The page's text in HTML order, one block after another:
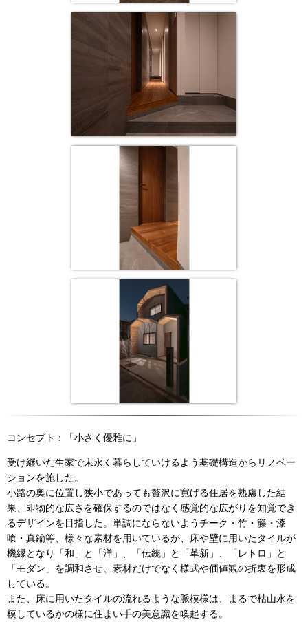
コンセプト：「小さく優雅に」
受け継いだ生家で末永く暮らしていけるよう基礎構造からリノベー
ションを施した。
小路の奥に位置し狭小であっても贅沢に寛げる住居を熟慮した結
果、即物的な広さを確保するのではなく感覚的な広がりを知覚でき
るデザインを目指した。単調にならないようチーク・竹・籐・漆
喰・真鍮等、様々な素材を用いているが、床や壁に用いたタイルが
機縁となり「和」と「洋」、「伝統」と「革新」、「レトロ」と
「モダン」を調和させ、素材だけでなく様式や価値観の折衷を形成
している。
また、床に用いたタイルの流れるような脈模様は、まるで枯山水を
模しているかの様に住まい手の美意識を喚起する。